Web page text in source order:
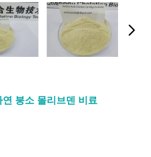
붕소 몰리브덴 비료